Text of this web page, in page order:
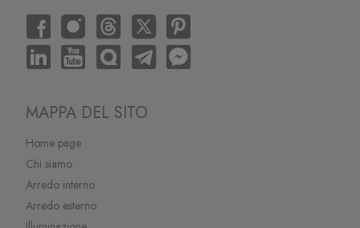
MAPPA DEL SITO
Home page
Chi siamo
Arredo interno
Arredo esterno